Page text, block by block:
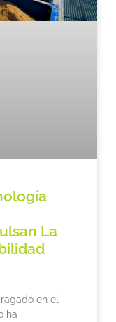
La
en el
ha